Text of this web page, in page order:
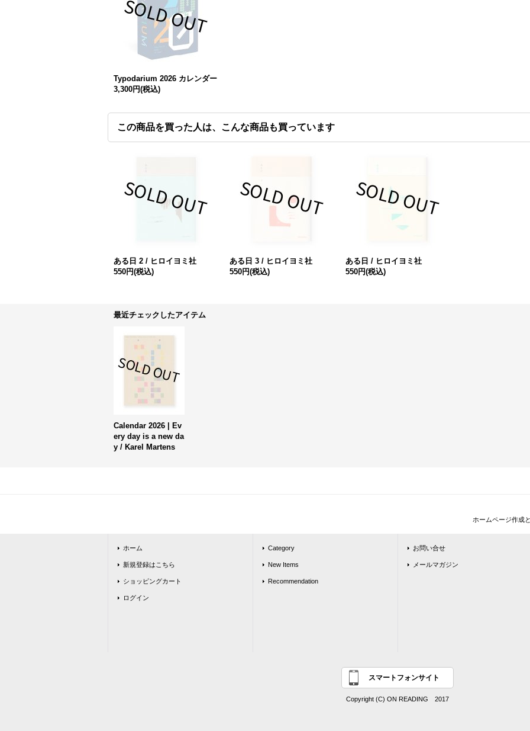
Typodarium 2026 カレンダー
3,300円(税込)
この商品を買った人は、こんな商品も買っています
ある日 2 / ヒロイヨミ社
550円(税込)
ある日 3 / ヒロイヨミ社
550円(税込)
ある日 / ヒロイヨミ社
550円(税込)
最近チェックしたアイテム
Calendar 2026 | Ev
ery day is a new da
y / Karel Martens
ホームページ作成
ホーム
新規登録はこちら
ショッピングカート
ログイン
Category
New Items
Recommendation
お問い合せ
メールマガジン
スマートフォンサイト
Copyright (C) ON READING 2017